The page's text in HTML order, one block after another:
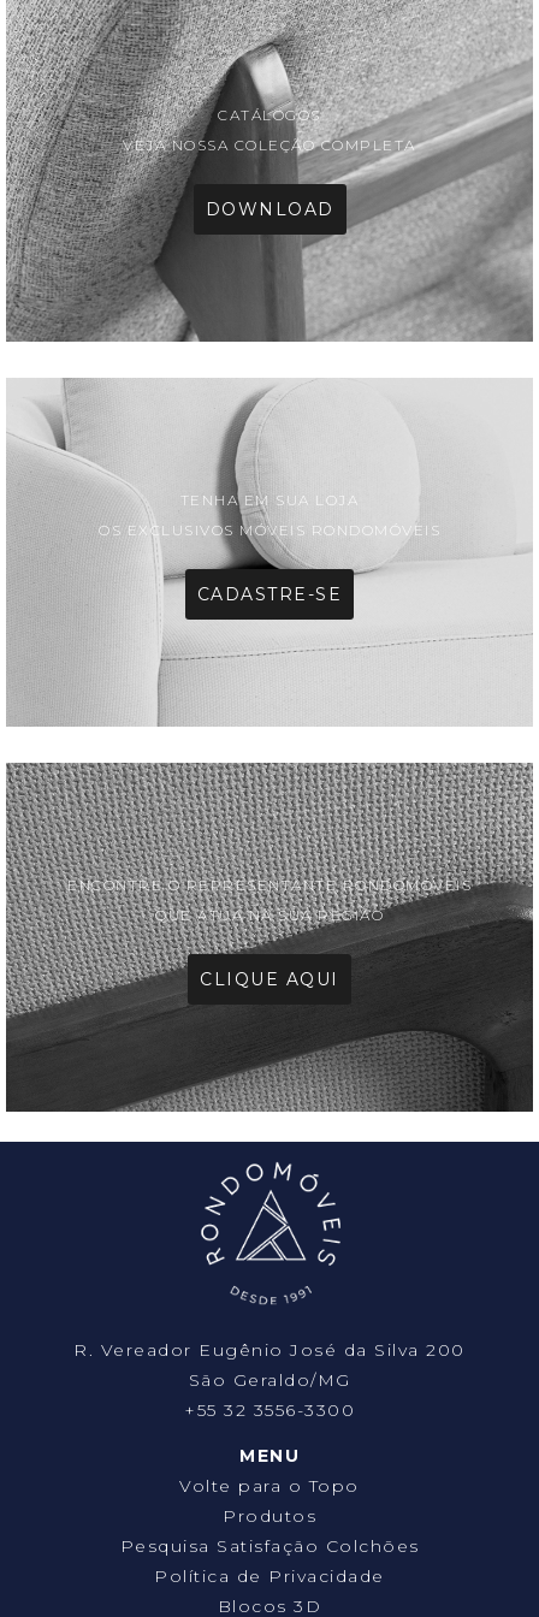
CATÁLOGOS
VEJA NOSSA COLEÇÃO COMPLETA
DOWNLOAD
TENHA EM SUA LOJA
OS EXCLUSIVOS MÓVEIS RONDOMÓVEIS
CADASTRE-SE
ENCONTRE O REPRESENTANTE RONDOMÓVEIS
QUE ATUA NA SUA REGIÃO
CLIQUE AQUI
R. Vereador Eugênio José da Silva 200
São Geraldo/MG
+55 32 3556-3300
MENU
Volte para o Topo
Produtos
Pesquisa Satisfação Colchões
Política de Privacidade
Blocos 3D